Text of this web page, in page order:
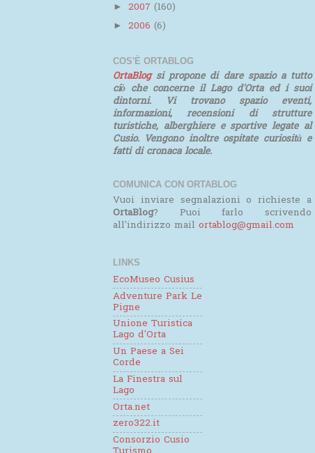
► 2007 (160)
► 2006 (6)
COS'È ORTABLOG
OrtaBlog si propone di dare spazio a tutto
ciò che concerne il Lago d'Orta ed i suoi
dintorni. Vi trovano spazio eventi,
informazioni, recensioni di strutture
turistiche, alberghiere e sportive legate al
Cusio. Vengono inoltre ospitate curiosità e
fatti di cronaca locale.
COMUNICA CON ORTABLOG
Vuoi inviare segnalazioni o richieste a
OrtaBlog? Puoi farlo scrivendo
all'indirizzo mail ortablog@gmail.com
LINKS
EcoMuseo Cusius
Adventure Park Le
Pigne
Unione Turistica
Lago d'Orta
Un Paese a Sei
Corde
La Finestra sul
Lago
Orta.net
zero322.it
Consorzio Cusio